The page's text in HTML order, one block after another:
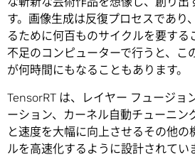
す。画像生成は反復プロセスであり
るために何百ものサイクルを要する
不足のコンピューターで行うと、こ
が何時間にもなることもあります。
TensorRT は、レイヤー フュージョ
ーション、カーネル自動チューニン
と速度を大幅に向上させるその他の
ルを高速化するように設計されてい